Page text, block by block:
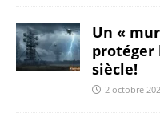
Un «
protéger
siècle!
2 octobre